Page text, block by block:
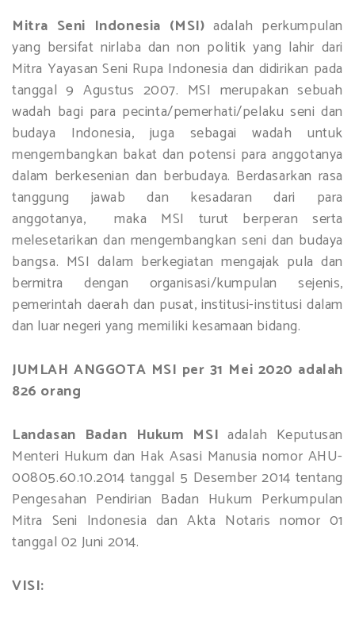
Mitra Seni Indonesia (MSI) adalah perkumpulan
yang bersifat nirlaba dan non politik yang lahir dari
Mitra Yayasan Seni Rupa Indonesia dan didirikan pada
tanggal 9 Agustus 2007. MSI merupakan sebuah
wadah bagi para pecinta/pemerhati/pelaku seni dan
budaya Indonesia, juga sebagai wadah untuk
mengembangkan bakat dan potensi para anggotanya
dalam berkesenian dan berbudaya. Berdasarkan rasa
tanggung jawab dan kesadaran dari para
anggotanya, maka MSI turut berperan serta
melesetarikan dan mengembangkan seni dan budaya
bangsa. MSI dalam berkegiatan mengajak pula dan
bermitra dengan organisasi/kumpulan sejenis,
pemerintah daerah dan pusat, institusi-institusi dalam
dan luar negeri yang memiliki kesamaan bidang.
JUMLAH ANGGOTA MSI per 31 Mei 2020 adalah
826 orang
Landasan Badan Hukum MSI adalah Keputusan
Menteri Hukum dan Hak Asasi Manusia nomor AHU-
00805.60.10.2014 tanggal 5 Desember 2014 tentang
Pengesahan Pendirian Badan Hukum Perkumpulan
Mitra Seni Indonesia dan Akta Notaris nomor 01
tanggal 02 Juni 2014.
VISI: